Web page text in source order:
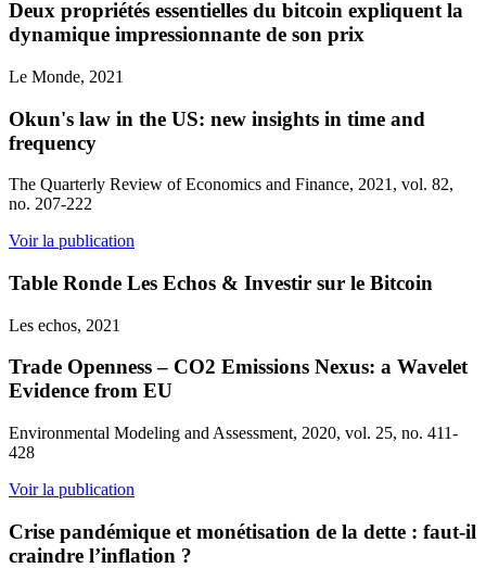
Deux propriétés essentielles du bitcoin expliquent la
dynamique impressionnante de son prix
Le Monde, 2021
Okun's law in the US: new insights in time and
frequency
The Quarterly Review of Economics and Finance, 2021, vol. 82,
no. 207-222
Voir la publication
Table Ronde Les Echos & Investir sur le Bitcoin
Les echos, 2021
Trade Openness – CO2 Emissions Nexus: a Wavelet
Evidence from EU
Environmental Modeling and Assessment, 2020, vol. 25, no. 411-
428
Voir la publication
Crise pandémique et monétisation de la dette : faut-il
craindre l’inflation ?